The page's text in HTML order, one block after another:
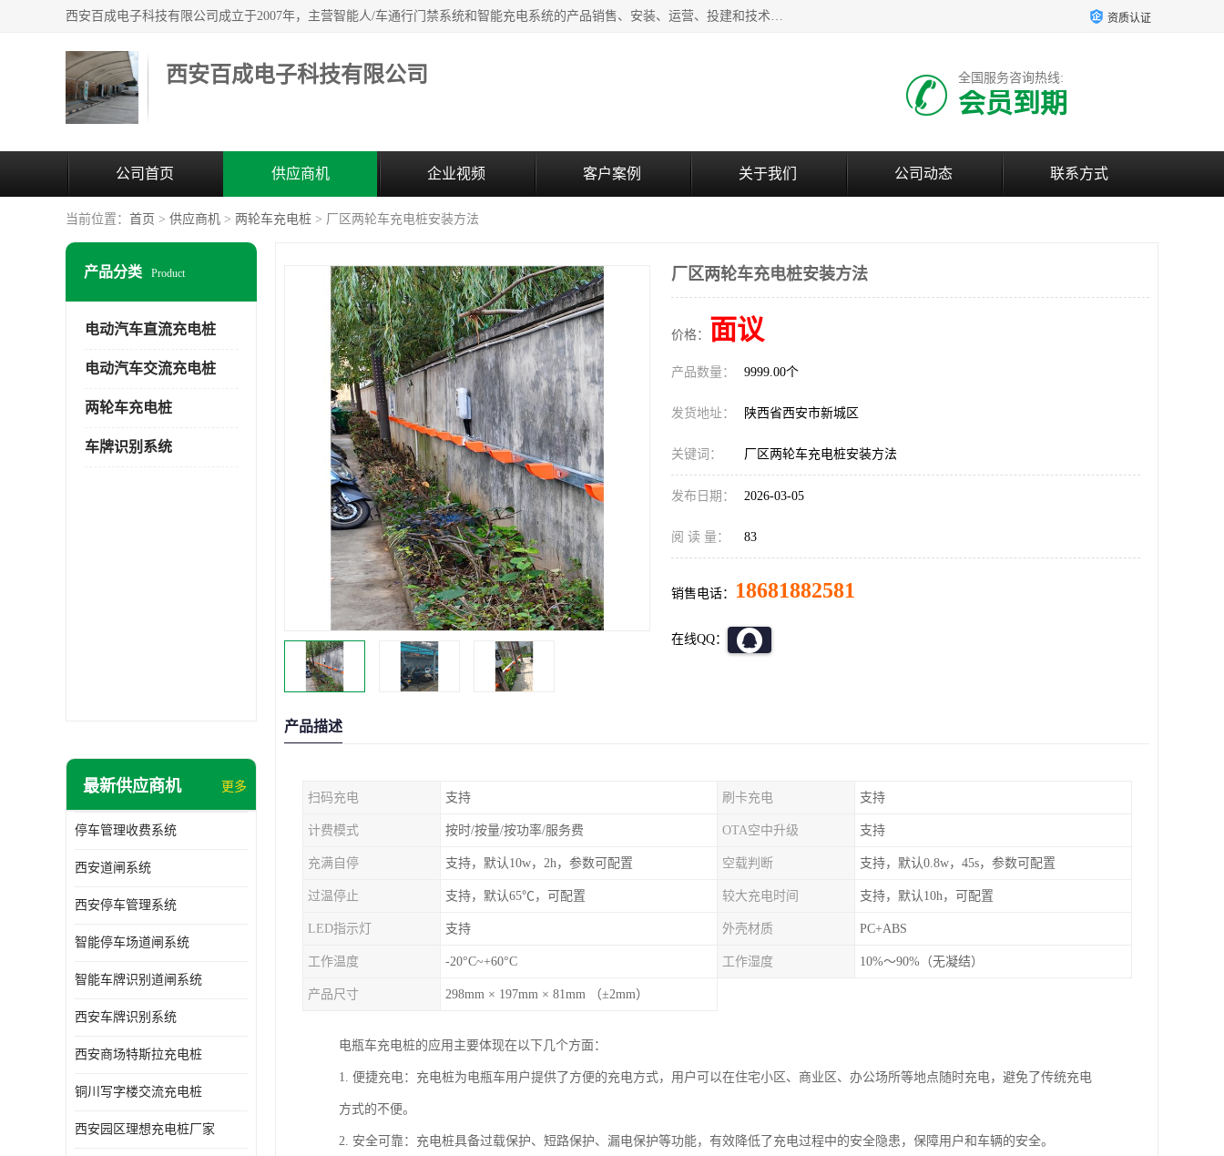
西安百成电子科技有限公司成立于2007年，主营智能人/车通行门禁系统和智能充电系统的产品销售、安装、运营、投建和技术服务为一体的高/新/技/术企业；主要产品有：智能停车场管理系统、车牌识别、汽车充电桩、两轮充电桩、道闸系统、门禁系统、人脸识别、通道闸、门禁管理系统、人行通道管理、车辆通行管理等。 资质认证
西安百成电子科技有限公司 全国服务咨询热线:
会员到期
公司首页 供应商机 企业视频 客户案例 关于我们 公司动态 联系方式
当前位置： 首页 > 供应商机 > 两轮车充电桩 > 厂区两轮车充电桩安装方法
产品分类 Product
电动汽车直流充电桩
电动汽车交流充电桩
两轮车充电桩
车牌识别系统
最新供应商机 更多
停车管理收费系统
西安道闸系统
西安停车管理系统
智能停车场道闸系统
智能车牌识别道闸系统
西安车牌识别系统
西安商场特斯拉充电桩
铜川写字楼交流充电桩
西安园区理想充电桩厂家
厂区两轮车充电桩安装方法
价格： 面议
产品数量： 9999.00个
发货地址： 陕西省西安市新城区
关键词： 厂区两轮车充电桩安装方法
发布日期： 2026-03-05
阅 读 量： 83
销售电话： 18681882581
在线QQ：
产品描述
扫码充电 支持 刷卡充电 支持
计费模式 按时/按量/按功率/服务费 OTA空中升级 支持
充满自停 支持，默认10w，2h，参数可配置 空载判断 支持，默认0.8w，45s，参数可配置
过温停止 支持，默认65℃，可配置 较大充电时间 支持，默认10h，可配置
LED指示灯 支持 外壳材质 PC+ABS
工作温度 -20°C~+60°C 工作湿度 10%～90%（无凝结）
产品尺寸 298mm × 197mm × 81mm （±2mm）
电瓶车充电桩的应用主要体现在以下几个方面：
1. 便捷充电：充电桩为电瓶车用户提供了方便的充电方式，用户可以在住宅小区、商业区、办公场所等地点随时充电，避免了传统充电
方式的不便。
2. 安全可靠：充电桩具备过载保护、短路保护、漏电保护等功能，有效降低了充电过程中的安全隐患，保障用户和车辆的安全。